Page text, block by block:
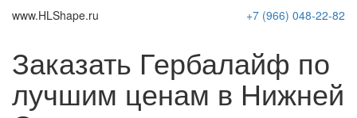
www.HLShape.ru +7 (966) 048-22-82
Заказать Гербалайф по
лучшим ценам в Нижней